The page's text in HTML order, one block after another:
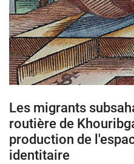
Les migrants
routière de
production de
identitaire